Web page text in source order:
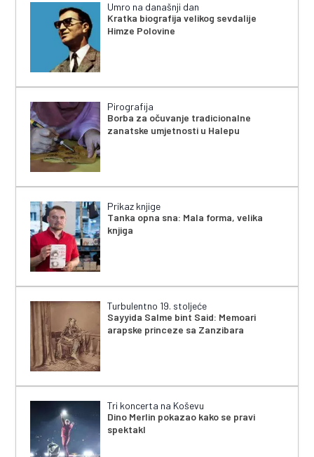
Umro na današnji dan
Kratka biografija velikog sevdalije
Himze Polovine
Pirografija
Borba za očuvanje tradicionalne
zanatske umjetnosti u Halepu
Prikaz knjige
Tanka opna sna: Mala forma, velika
knjiga
Turbulentno 19. stoljeće
Sayyida Salme bint Said: Memoari
arapske princeze sa Zanzibara
Tri koncerta na Koševu
Dino Merlin pokazao kako se pravi
spektakl